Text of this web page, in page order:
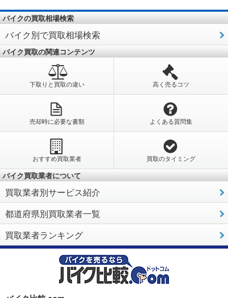
バイクの買取相場検索
バイク別で買取相場検索
バイク買取の関連コンテンツ
下取りと買取の違い 高く売るコツ
売却時に必要な書類 よくある質問集
おすすめ買取業者 買取のタイミング
バイク買取業者について
買取業者別サービス紹介
都道府県別買取業者一覧
買取業者ランキング